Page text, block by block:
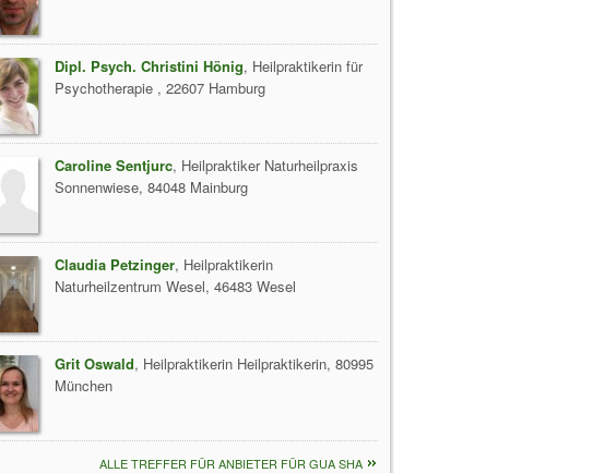
Dipl. Psych. Christini Hönig, Heilpraktikerin für
Psychotherapie , 22607 Hamburg
Caroline Sentjurc, Heilpraktiker Naturheilpraxis
Sonnenwiese, 84048 Mainburg
Claudia Petzinger, Heilpraktikerin
Naturheilzentrum Wesel, 46483 Wesel
Grit Oswald, Heilpraktikerin Heilpraktikerin, 80995
München
ALLE TREFFER FÜR ANBIETER FÜR GUA SHA